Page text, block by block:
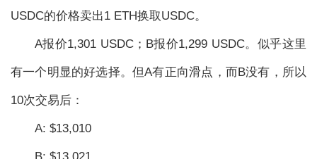
USDC的价格卖出1 ETH换取USDC。
A报价1,301 USDC；B报价1,299 USDC。似乎这里
有一个明显的好选择。但A有正向滑点，而B没有，所以
10次交易后：
A: $13,010